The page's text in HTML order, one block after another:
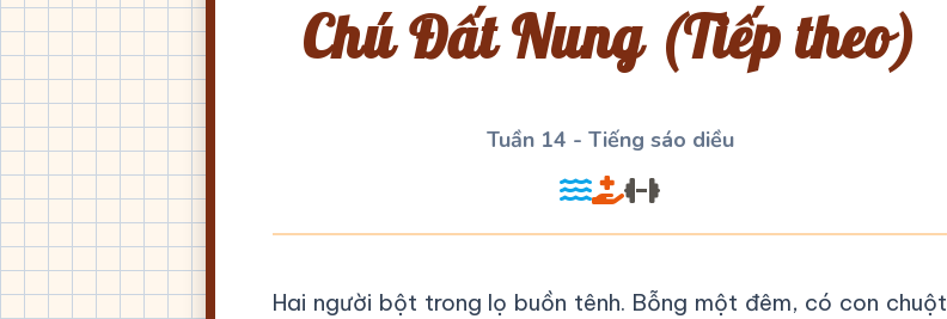
Chú Đất Nung (Tiếp theo)
Tuần 14 - Tiếng sáo diều
Hai người bột trong lọ buồn tênh. Bỗng một đêm, có con chuột